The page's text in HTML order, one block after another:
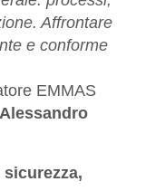
Affrontare
e conforme
EMMAS